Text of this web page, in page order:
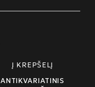
Į KREPŠELĮ
ANTIKVARIATINIS